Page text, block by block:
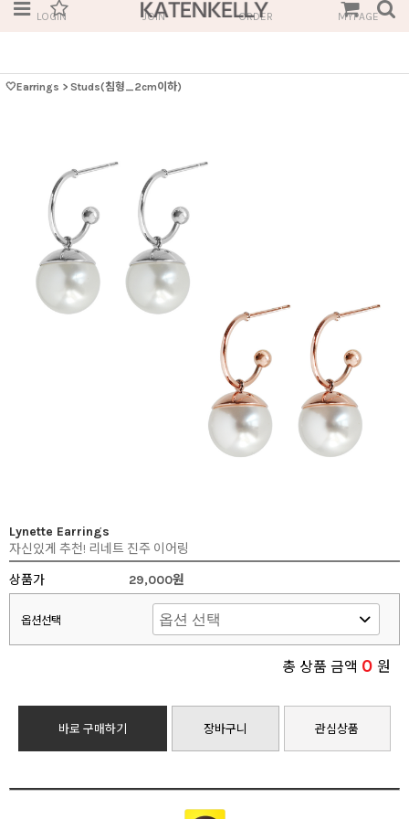
LOGIN JOIN ORDER MYPAGE
🤍Earrings > Studs(침형_2cm이하)
Lynette Earrings
자신있게 추천! 리네트 진주 이어링
상품가
29,000원
옵션선택
총 상품 금액 0 원
바로 구매하기 장바구니 관심상품